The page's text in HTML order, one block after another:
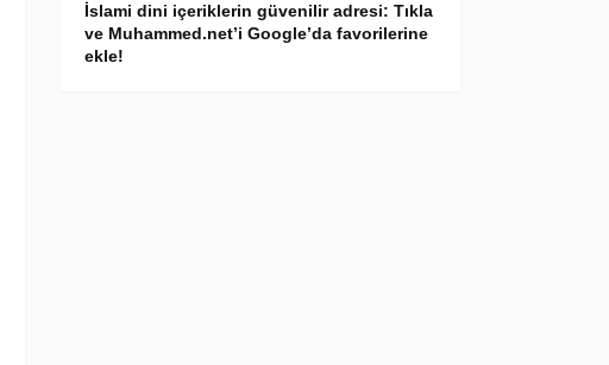
İslami dini içeriklerin güvenilir adresi: Tıkla
ve Muhammed.net’i Google’da favorilerine
ekle!